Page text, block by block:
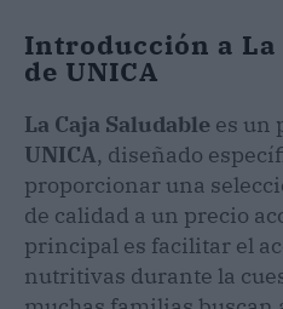
Introducción a La
de UNICA
La Caja Saludable es un
UNICA, diseñado
proporcionar una
de calidad a un precio
principal es facilitar el
nutritivas durante la